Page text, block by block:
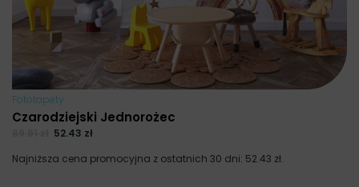
Fototapety
Czarodziejski Jednorożec
52.43 zł
Najniższa cena promocyjna z ostatnich 30 dni: 52.43 zł.